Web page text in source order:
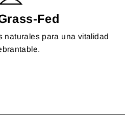
Fed
naturales para una vitalidad